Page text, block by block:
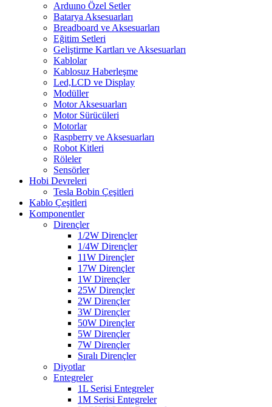
Arduıno Özel Setler
Batarya Aksesuarları
Breadboard ve Aksesuarları
Eğitim Setleri
Geliştirme Kartları ve Aksesuarları
Kablolar
Kablosuz Haberleşme
Led,LCD ve Display
Modüller
Motor Aksesuarları
Motor Sürücüleri
Motorlar
Raspberry ve Aksesuarları
Robot Kitleri
Röleler
Sensörler
Hobi Devreleri
Tesla Bobin Çeşitleri
Kablo Çeşitleri
Komponentler
Dirençler
1/2W Dirençler
1/4W Dirençler
11W Dirençler
17W Dirençler
1W Dirençler
25W Dirençler
2W Dirençler
3W Dirençler
50W Dirençler
5W Dirençler
7W Dirençler
Sıralı Dirençler
Diyotlar
Entegreler
1L Serisi Entegreler
1M Serisi Entegreler